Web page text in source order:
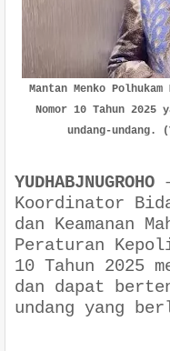
Mantan Menko
Nomor 10 Tahun
undang-undang.
YUDHABJNUGROHO
Koordinator
dan Keamanan
Peraturan
10 Tahun 2025
dan dapat
undang yang